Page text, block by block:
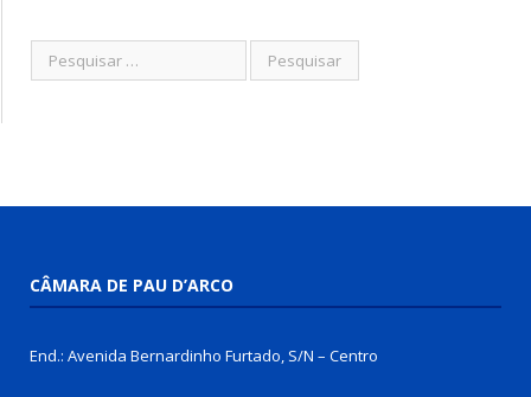
CÂMARA DE PAU D’ARCO
End.: Avenida Bernardinho Furtado, S/N – Centro